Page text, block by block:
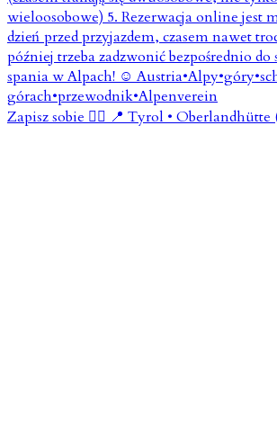
Zapisz sobie 👇🏼 📍 Tyrol • Oberlandhütte